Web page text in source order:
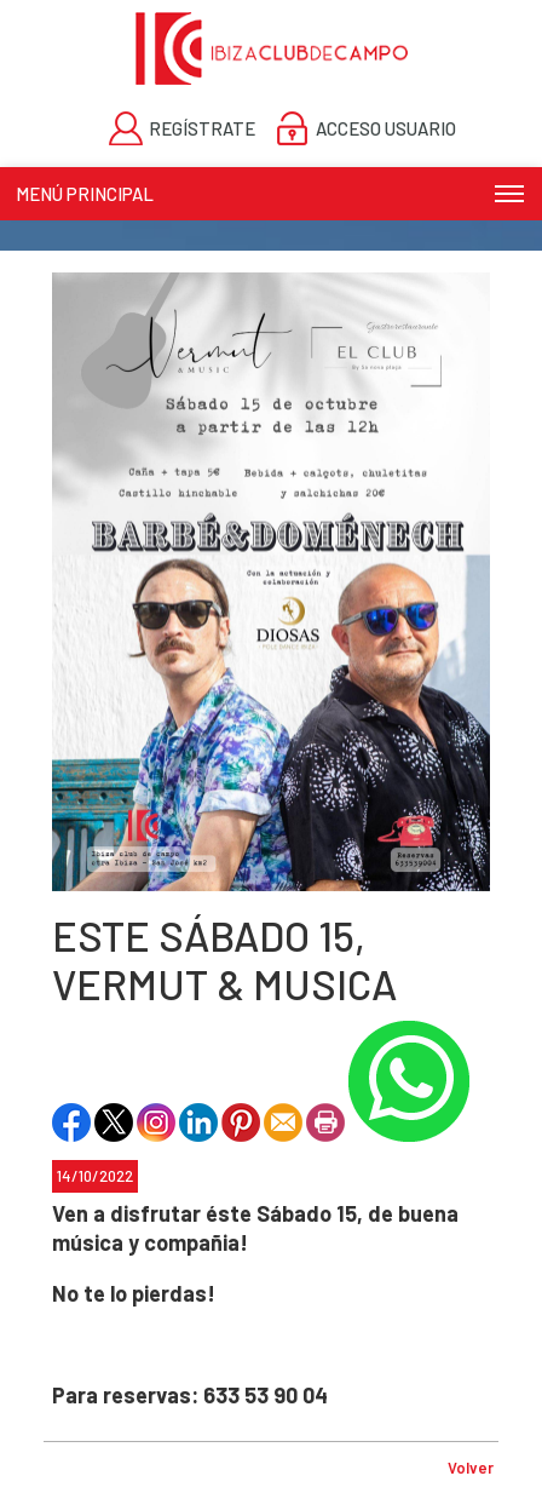
REGÍSTRATE ACCESO USUARIO
MENÚ PRINCIPAL
ESTE SÁBADO 15,
VERMUT & MUSICA
14/10/2022
Ven a disfrutar éste Sábado 15, de buena
música y compañia!
No te lo pierdas!
Para reservas: 633 53 90 04
Volver